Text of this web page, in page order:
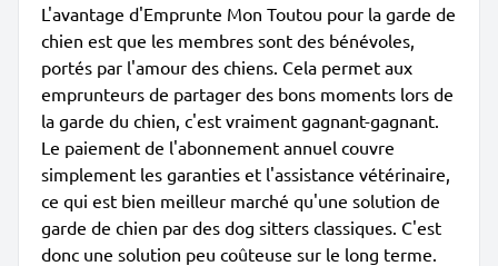
L'avantage d'Emprunte Mon Toutou pour la garde de
chien est que les membres sont des bénévoles,
portés par l'amour des chiens. Cela permet aux
emprunteurs de partager des bons moments lors de
la garde du chien, c'est vraiment gagnant-gagnant.
Le paiement de l'abonnement annuel couvre
simplement les garanties et l'assistance vétérinaire,
ce qui est bien meilleur marché qu'une solution de
garde de chien par des dog sitters classiques. C'est
donc une solution peu coûteuse sur le long terme.